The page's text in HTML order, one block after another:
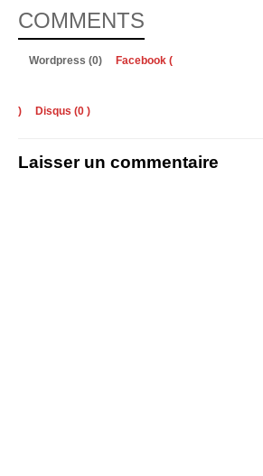
COMMENTS
Wordpress (0) Facebook (
) Disqus (0 )
Laisser un commentaire